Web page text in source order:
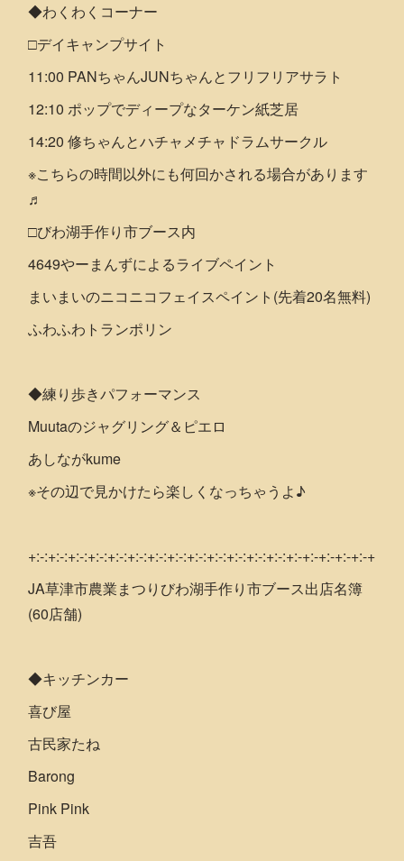
◆わくわくコーナー
□デイキャンプサイト
11:00 PANちゃんJUNちゃんとフリフリアサラト
12:10 ポップでディープなターケン紙芝居
14:20 修ちゃんとハチャメチャドラムサークル
※こちらの時間以外にも何回かされる場合があります
♬
□びわ湖手作り市ブース内
4649やーまんずによるライブペイント
まいまいのニコニコフェイスペイント(先着20名無料)
ふわふわトランポリン
◆練り歩きパフォーマンス
Muutaのジャグリング＆ピエロ
あしながkume
※その辺で見かけたら楽しくなっちゃうよ♪
+:-:+:-:+:-:+:-:+:-:+:-:+:-:+:-:+:-:+:-:+:-:+:-:+:-:+:-+:-+:-+:-+:-+
JA草津市農業まつりびわ湖手作り市ブース出店名簿
(60店舗)
◆キッチンカー
喜び屋
古民家たね
Barong
Pink Pink
吉吾